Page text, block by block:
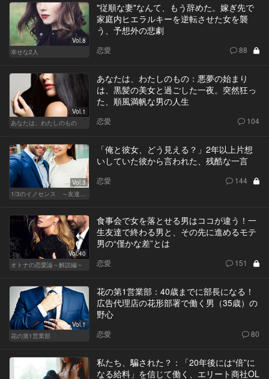
Vol.8
幸せな2人
"従順な妻"なんて、もう辞めた。嫁ぎ先で
家庭内ヒエラルキーを逆転させた女を襲
う、予想外の悲劇
恋愛 88
Vol.1
あなたは、わたしのもの
あなたは、わたしのもの：悪夢の始まり
は、黒髪の美女と過ごした一夜。突然狂っ
た、順風満帆な男の人生
恋愛 104
Vol.3
1/3のイノセンス ～友達の恋人～
「俺と彼女、どう見える？」2年以上片想
いしていた彼から言われた、残酷な一言
恋愛 144
Vol.40
オトナの恋愛論～解説編～
食事会で女を落とせる男はココが違う！一
生友達で終わる男と、その先に進めるモテ
男の“僅かな差”とは
恋愛 151
Vol.1
花の第1営業部
花の第1営業部：40歳までに部長になる！
広告代理店の花形部署で働く男（35歳）の
野心
恋愛 80
私たち、騙された？：「20年後には“倍”に
なる給料」を信じて働く、エリート商社OL